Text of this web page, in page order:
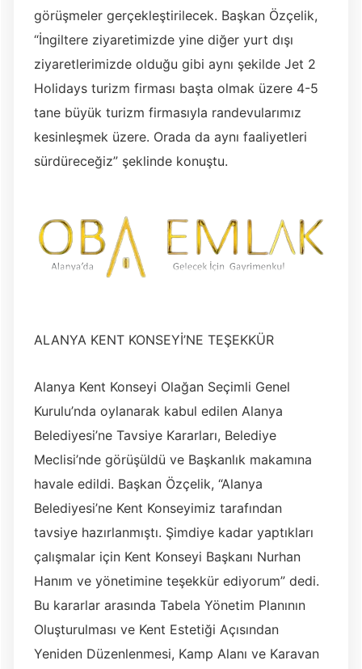
görüşmeler gerçekleştirilecek. Başkan Özçelik,
“İngiltere ziyaretimizde yine diğer yurt dışı
ziyaretlerimizde olduğu gibi aynı şekilde Jet 2
Holidays turizm firması başta olmak üzere 4-5
tane büyük turizm firmasıyla randevularımız
kesinleşmek üzere. Orada da aynı faaliyetleri
sürdüreceğiz” şeklinde konuştu.
ALANYA KENT KONSEYİ’NE TEŞEKKÜR
Alanya Kent Konseyi Olağan Seçimli Genel
Kurulu’nda oylanarak kabul edilen Alanya
Belediyesi’ne Tavsiye Kararları, Belediye
Meclisi’nde görüşüldü ve Başkanlık makamına
havale edildi. Başkan Özçelik, “Alanya
Belediyesi’ne Kent Konseyimiz tarafından
tavsiye hazırlanmıştı. Şimdiye kadar yaptıkları
çalışmalar için Kent Konseyi Başkanı Nurhan
Hanım ve yönetimine teşekkür ediyorum” dedi.
Bu kararlar arasında Tabela Yönetim Planının
Oluşturulması ve Kent Estetiği Açısından
Yeniden Düzenlenmesi, Kamp Alanı ve Karavan